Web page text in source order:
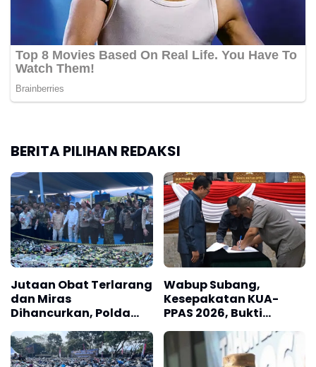
BERITA PILIHAN REDAKSI
Jutaan Obat Terlarang
dan Miras
Dihancurkan, Polda
Tersangka
Wabup Subang,
Kesepakatan KUA-
PPAS 2026, Bukti
Legislatif